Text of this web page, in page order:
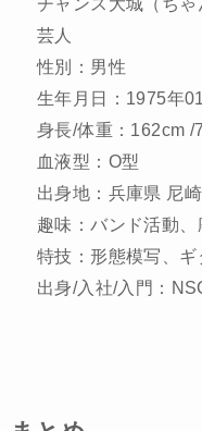
芸人
性別：男性
生年月日：1975年
身長/体重：162cm /
血液型：O型
出身地：兵庫県 尼
趣味：バンド活動
特技：形態模写、ギ
出身/入社/入門：